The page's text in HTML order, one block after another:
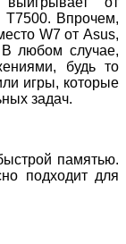
Впрочем,
W7 от Asus,
В любом случае,
будь то
игры, которые
задач.
памятью.
подходит для